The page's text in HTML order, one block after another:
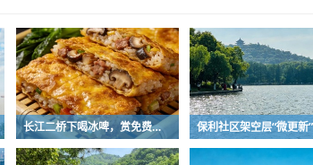
长江二桥下喝冰啤，赏免费音乐